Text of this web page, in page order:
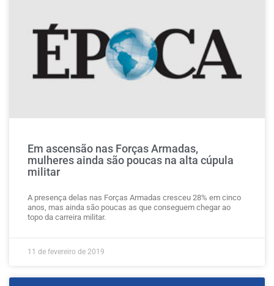
Em ascensão nas Forças Armadas,
mulheres ainda são poucas na alta cúpula
militar
A presença delas nas Forças Armadas cresceu 28% em cinco
anos, mas ainda são poucas as que conseguem chegar ao
topo da carreira militar.
11 de fevereiro de 2019